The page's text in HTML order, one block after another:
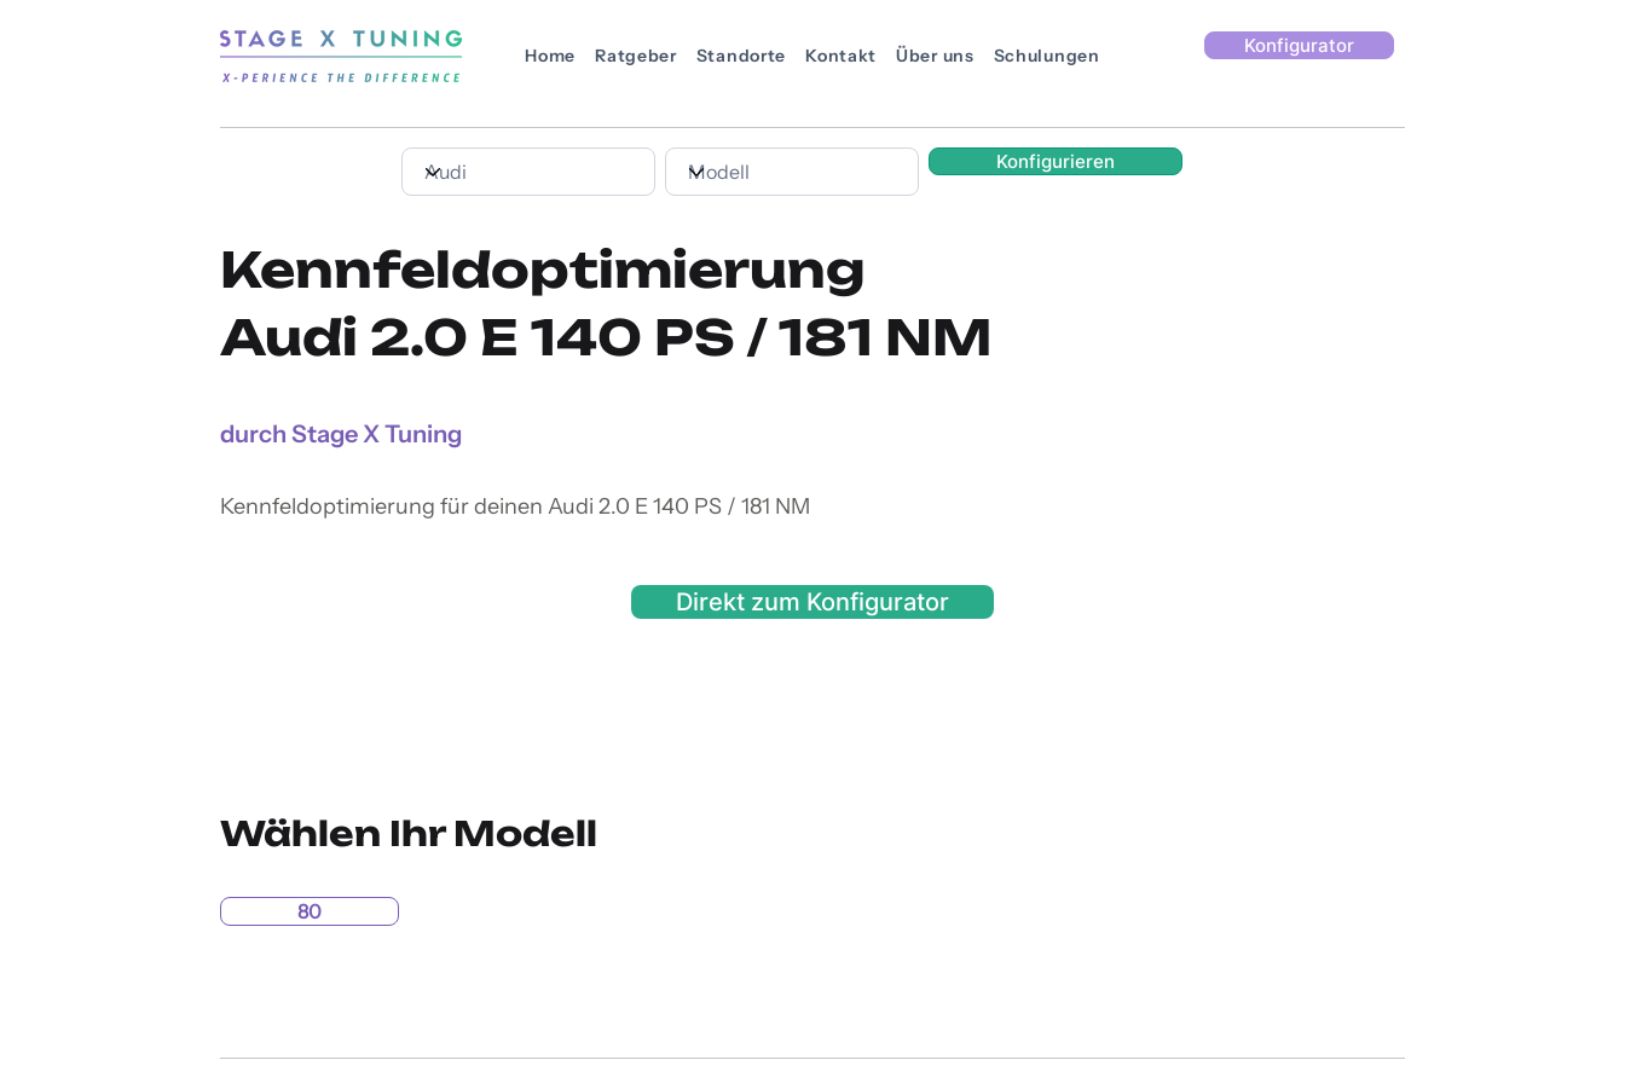
Home Ratgeber Standorte Kontakt Über uns Schulungen Konfigurator
Konfigurieren
Kennfeldoptimierung
Audi 2.0 E 140 PS / 181 NM
durch Stage X Tuning
Kennfeldoptimierung für deinen Audi 2.0 E 140 PS / 181 NM
Direkt zum Konfigurator
Wählen Ihr Modell
80